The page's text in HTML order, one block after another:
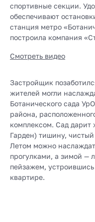
спортивные секции.
обеспечивают
станция метро
построила компания
Смотреть видео
Застройщик
жителей могли
Ботанического сада
района,
комплексом. Сад
Гарден) тишину,
Летом можно
прогулками, а зимой —
пейзажем,
квартире.